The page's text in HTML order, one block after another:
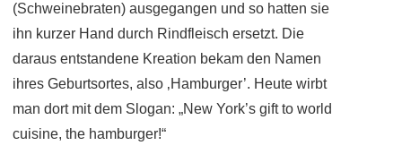
(Schweinebraten) ausgegangen und so hatten sie
ihn kurzer Hand durch Rindfleisch ersetzt. Die
daraus entstandene Kreation bekam den Namen
ihres Geburtsortes, also ‚Hamburger’. Heute wirbt
man dort mit dem Slogan: „New York’s gift to world
cuisine, the hamburger!“